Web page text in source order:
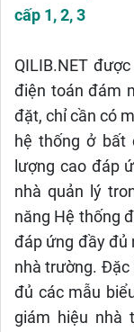
cấp 1, 2, 3
QILIB.NET
điện toán đám
đặt, chỉ cần có
hệ thống ở bất
lượng cao đáp
nhà quản lý
năng Hệ thống
đáp ứng đầy đủ
nhà trường. Đặc
đủ các mẫu
giám hiệu nhà